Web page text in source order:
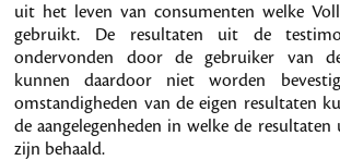
uit het leven van consumenten welke
gebruikt. De resultaten uit de
ondervonden door de gebruiker van
kunnen daardoor niet worden
omstandigheden van de eigen resultaten
de aangelegenheden in welke de
zijn behaald.